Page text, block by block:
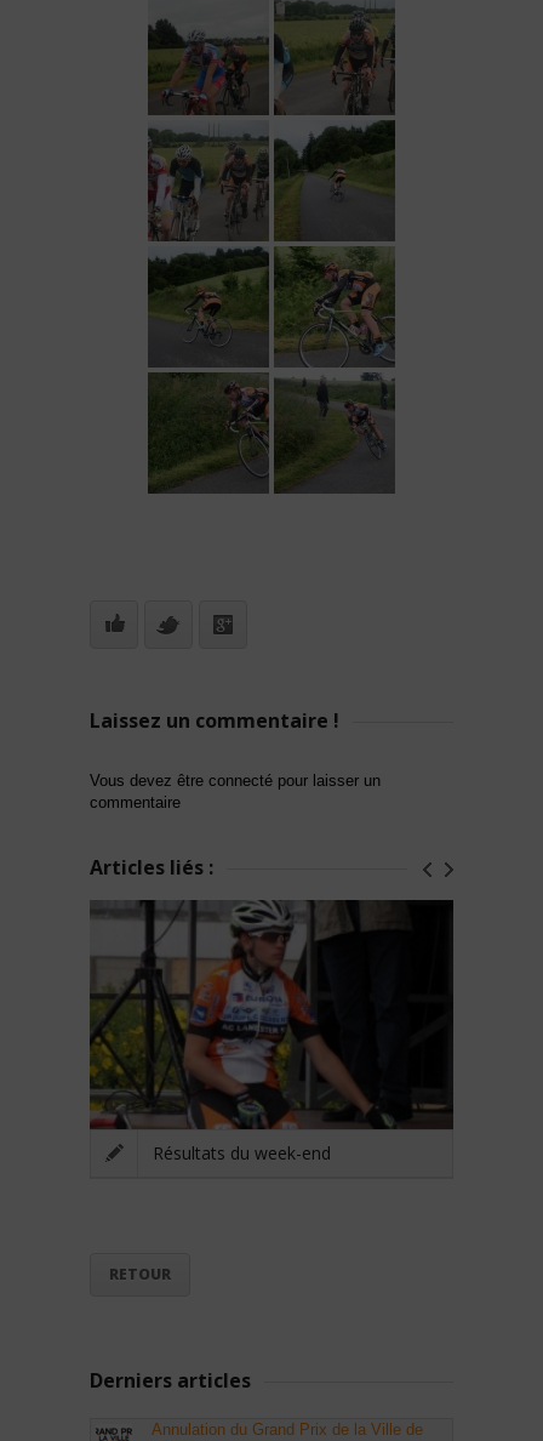
Laissez un commentaire !
Vous devez être connecté pour laisser un
commentaire
Articles liés :
Résultats du week-end
RETOUR
Derniers articles
Annulation du Grand Prix de la Ville de